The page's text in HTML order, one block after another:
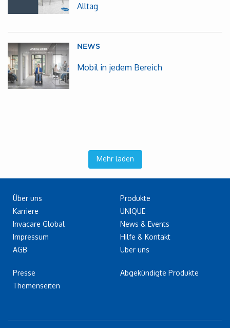
Alltag
NEWS
Mobil in jedem Bereich
Mehr laden
Über uns
Karriere
Invacare Global
Impressum
AGB
Presse
Themenseiten
Produkte
UNIQUE
News & Events
Hilfe & Kontakt
Über uns
Abgekündigte Produkte